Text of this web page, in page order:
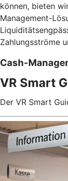
können, bieten
Management-
Zahlungsströme
Cash-
VR Smart
Der VR Smart